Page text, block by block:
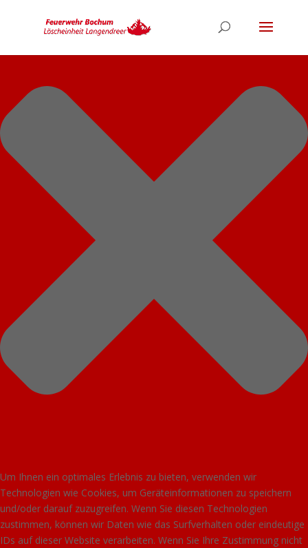
Um Ihnen ein optimales Erlebnis zu bieten, verwenden wir
Technologien wie Cookies, um Geräteinformationen zu speichern
und/oder darauf zuzugreifen. Wenn Sie diesen Technologien
zustimmen, können wir Daten wie das Surfverhalten oder eindeutige
IDs auf dieser Website verarbeiten. Wenn Sie Ihre Zustimmung nicht